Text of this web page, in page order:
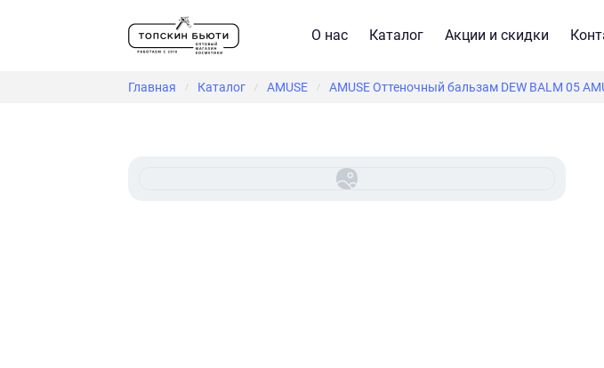
О нас Каталог Акции и скидки
Главная / Каталог / AMUSE / AMUSE Оттеночный бальзам DEW BALM 05